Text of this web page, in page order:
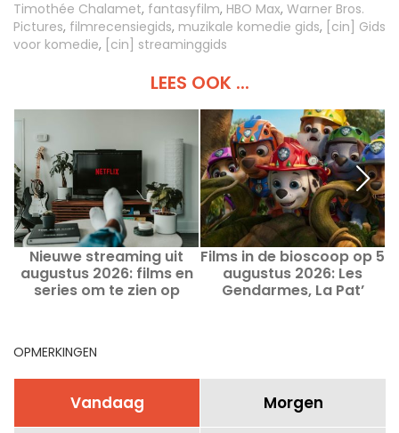
Timothée Chalamet, fantasyfilm, HBO Max, Warner Bros.
Pictures, filmrecensiegids, muzikale komedie gids, [cin] Gids
voor komedie, [cin] streaminggids
LEES OOK ...
Nieuwe streaming uit
augustus 2026: films en
series om te zien op
Films in de bioscoop op 5
augustus 2026: Les
Gendarmes, La Pat’
OPMERKINGEN
Vandaag Morgen